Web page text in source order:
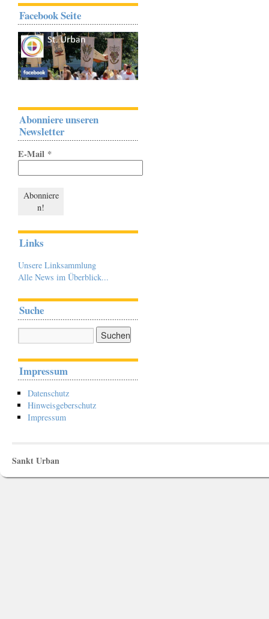
Facebook Seite
Abonniere unseren
Newsletter
E-Mail *
Links
Unsere Linksammlung
Alle News im Überblick...
Suche
Impressum
Datenschutz
Hinweisgeberschutz
Impressum
Sankt Urban